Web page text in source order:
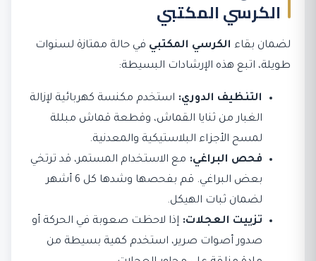
الكرسي المكتبي
لضمان بقاء الكرسي المكتبي في حالة ممتازة لسنوات
طويلة، اتبع هذه الإرشادات البسيطة:
التنظيف الدوري: استخدم مكنسة كهربائية لإزالة
الغبار من ثنايا القماش، وقطعة قماش مبللة
لمسح الأجزاء البلاستيكية والمعدنية.
فحص البراغي: مع الاستخدام المستمر، قد ترتخي
بعض البراغي. قم بفحصها وشدها كل 6 أشهر
لضمان ثبات الهيكل.
تزييت العجلات: إذا لاحظت صعوبة في الحركة أو
صدور أصوات صرير، استخدم كمية بسيطة من